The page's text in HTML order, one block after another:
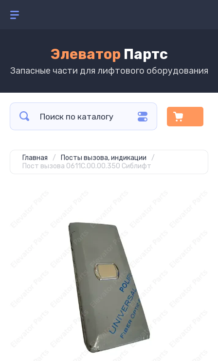
Элеватор Партс
Запасные части для лифтового оборудования
Главная / Посты вызова, индикации
/
Пост вызова 0611С.00.00.350 Сиблифт